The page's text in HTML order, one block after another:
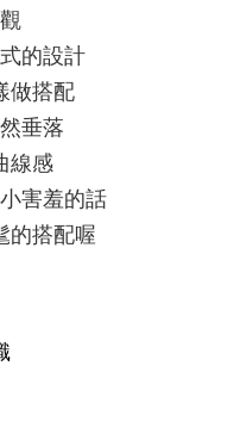
的設計
做搭配
垂落
線感
害羞的話
的搭配喔